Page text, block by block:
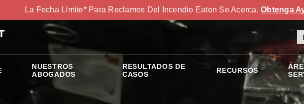
La Fecha Límite* Para Reclamos Del Incendio Eaton Se Acerca.Obtenga
NUESTROS
ABOGADOS
RESULTADOS DE
CASOS
RECURSOS